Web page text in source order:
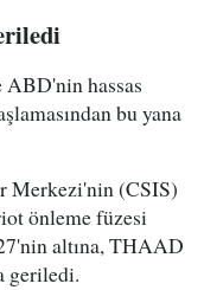
ABD'nin hassas
bu yana
Merkezi'nin (CSIS)
önleme füzesi
altına, THAAD
geriledi.